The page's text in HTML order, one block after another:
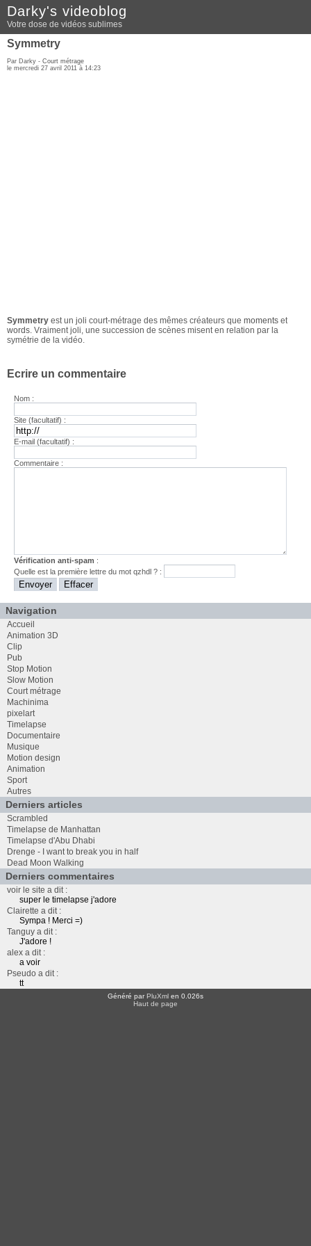
Darky's videoblog
Votre dose de vidéos sublimes
Symmetry
Par Darky - Court métrage
le mercredi 27 avril 2011 à 14:23
Symmetry est un joli court-métrage des mêmes créateurs que moments et
words. Vraiment joli, une succession de scènes misent en relation par la
symétrie de la vidéo.
Ecrire un commentaire
Nom :
Site (facultatif) :
E-mail (facultatif) :
Commentaire :
Vérification anti-spam :
Quelle est lapremière lettre du motqzhdl ? :
Navigation
Accueil
Animation 3D
Clip
Pub
Stop Motion
Slow Motion
Court métrage
Machinima
pixelart
Timelapse
Documentaire
Musique
Motion design
Animation
Sport
Autres
Derniers articles
Scrambled
Timelapse de Manhattan
Timelapse d'Abu Dhabi
Drenge - I want to break you in half
Dead Moon Walking
Derniers commentaires
voir le site a dit :
super le timelapse j'adore
Clairette a dit :
Sympa ! Merci =)
Tanguy a dit :
J'adore !
alex a dit :
a voir
Pseudo a dit :
tt
Généré parPluXml en 0.026s
Haut de page